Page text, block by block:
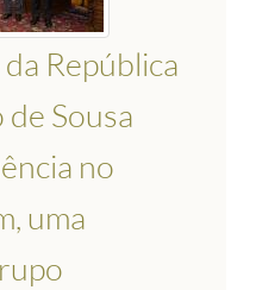
República
Sousa
no
uma